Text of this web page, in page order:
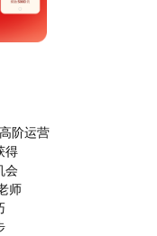
阶运营
得
会
师